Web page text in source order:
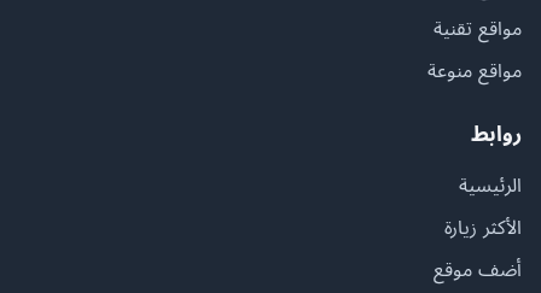
مواقع تقنية
مواقع منوعة
روابط
الرئيسية
الأكثر زيارة
أضف موقع